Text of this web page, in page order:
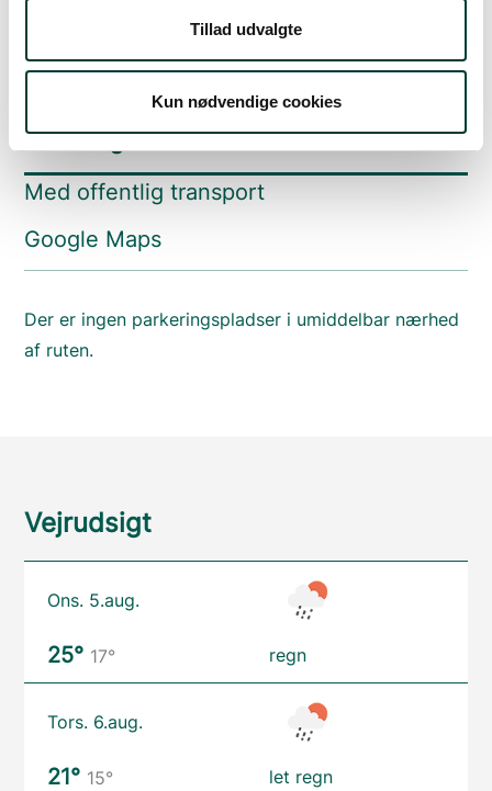
Tillad udvalgte
Kun nødvendige cookies
Sådan kommer du dertil
Parkering
Med offentlig transport
Google Maps
Der er ingen parkeringspladser i umiddelbar nærhed
af ruten.
Vejrudsigt
Ons. 5.aug.
25° 17° regn
Tors. 6.aug.
21° 15° let regn